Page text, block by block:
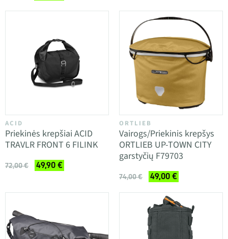
ACID
Priekinės krepšiai ACID
TRAVLR FRONT 6 FILINK
72,00 € 49,90 €
ORTLIEB
Vairogs/Priekinis krepšys
ORTLIEB UP-TOWN CITY
garstyčių F79703
74,00 € 49,00 €